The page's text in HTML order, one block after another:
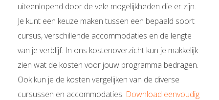
uiteenlopend door de vele mogelijkheden die er zijn.
Je kunt een keuze maken tussen een bepaald soort
cursus, verschillende accommodaties en de lengte
van je verblijf. In ons kostenoverzicht kun je makkelijk
zien wat de kosten voor jouw programma bedragen.
Ook kun je de kosten vergelijken van de diverse
cursussen en accommodaties. Download eenvoudig